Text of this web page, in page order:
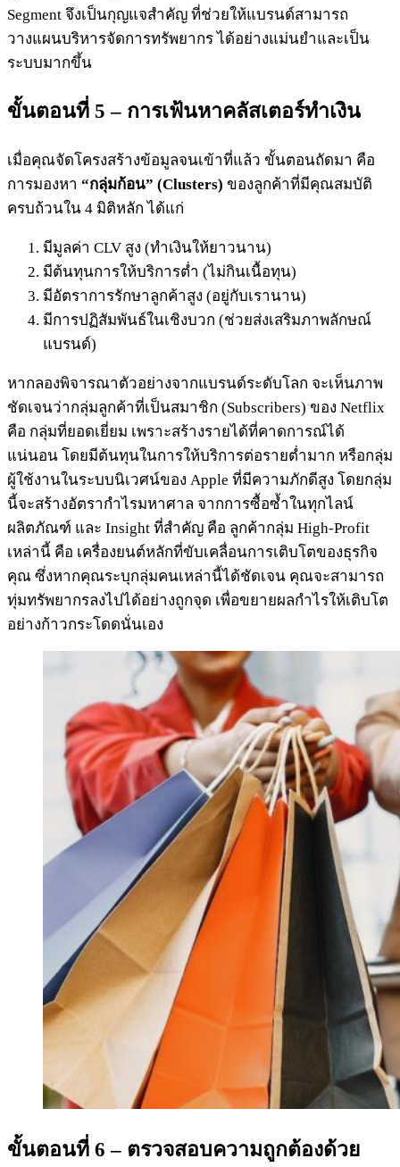
Segment จึงเป็นกุญแจสำคัญ ที่ช่วยให้แบรนด์สามารถ
วางแผนบริหารจัดการทรัพยากร ได้อย่างแม่นยำและเป็น
ระบบมากขึ้น
ขั้นตอนที่ 5 – การเฟ้นหาคลัสเตอร์ทำเงิน
เมื่อคุณจัดโครงสร้างข้อมูลจนเข้าที่แล้ว ขั้นตอนถัดมา คือ
การมองหา “กลุ่มก้อน” (Clusters) ของลูกค้าที่มีคุณสมบัติ
ครบถ้วนใน 4 มิติหลัก ได้แก่
มีมูลค่า CLV สูง (ทำเงินให้ยาวนาน)
มีต้นทุนการให้บริการต่ำ (ไม่กินเนื้อทุน)
มีอัตราการรักษาลูกค้าสูง (อยู่กับเรานาน)
มีการปฏิสัมพันธ์ในเชิงบวก (ช่วยส่งเสริมภาพลักษณ์
แบรนด์)
หากลองพิจารณาตัวอย่างจากแบรนด์ระดับโลก จะเห็นภาพ
ชัดเจนว่ากลุ่มลูกค้าที่เป็นสมาชิก (Subscribers) ของ Netflix
คือ กลุ่มที่ยอดเยี่ยม เพราะสร้างรายได้ที่คาดการณ์ได้
แน่นอน โดยมีต้นทุนในการให้บริการต่อรายต่ำมาก หรือกลุ่ม
ผู้ใช้งานในระบบนิเวศน์ของ Apple ที่มีความภักดีสูง โดยกลุ่ม
นี้จะสร้างอัตรากำไรมหาศาล จากการซื้อซ้ำในทุกไลน์
ผลิตภัณฑ์ และ Insight ที่สำคัญ คือ ลูกค้ากลุ่ม High-Profit
เหล่านี้ คือ เครื่องยนต์หลักที่ขับเคลื่อนการเติบโตของธุรกิจ
คุณ ซึ่งหากคุณระบุกลุ่มคนเหล่านี้ได้ชัดเจน คุณจะสามารถ
ทุ่มทรัพยากรลงไปได้อย่างถูกจุด เพื่อขยายผลกำไรให้เติบโต
อย่างก้าวกระโดดนั่นเอง
ขั้นตอนที่ 6 – ตรวจสอบความถูกต้องด้วย